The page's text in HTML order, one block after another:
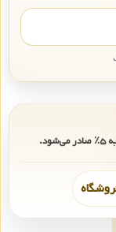
۵٪ صادر می‌شود.